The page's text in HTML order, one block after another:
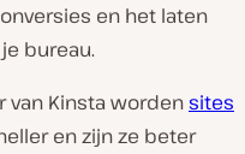
en het laten
bureau.
van Kinsta wordensites
en zijn ze beter